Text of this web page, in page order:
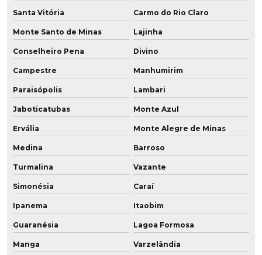
Rodas de poliuretano
Rodas de poliuretano para empilhadeiras
Rodas de poliuretano fabricantes
Rodas de poliuretano para paleteiras
Rodas de pu
Rodas revestidas em poliuretano
Rodinhas de poliuretano
Rodízio de poliuretano para andaime
Rolamentos revestidos em poliuretano
Santa Vitória Carmo do Rio Claro
Monte Santo de Minas Lajinha
Conselheiro Pena Divino
Campestre Manhumirim
Paraisópolis Lambari
Jaboticatubas Monte Azul
Ervália Monte Alegre de Minas
Medina Barroso
Turmalina Vazante
Simonésia Caraí
Ipanema Itaobim
Guaranésia Lagoa Formosa
Manga Varzelândia